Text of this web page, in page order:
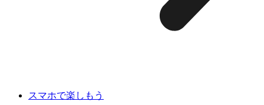
スマホで楽しもう